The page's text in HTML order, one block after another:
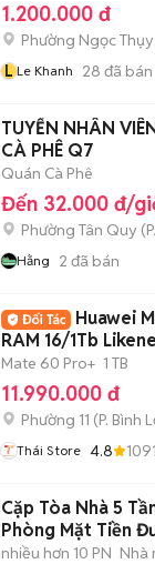
1.200.000 đ
Phường Ngọc Thụy
L Le Khanh 28 đã bán
TUYỂN NHÂN
CÀ PHÊ Q7
Quán Cà Phê
Đến 32.000 đ/
Phường Tân Quy (
Hằng 2 đã bán
Huawei
RAM 16/1Tb
Mate 60 Pro+ 1 TB
11.990.000 đ
Phường 11 (P. Bình
Thái Store 4.8 1091
Cặp Tòa Nhà 5
Phòng Mặt
nhiều hơn 10 PN Nhà